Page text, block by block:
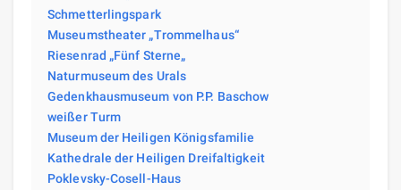
Schmetterlingspark
Museumstheater „Trommelhaus“
Riesenrad „Fünf Sterne„
Naturmuseum des Urals
Gedenkhausmuseum von P.P. Baschow
weißer Turm
Museum der Heiligen Königsfamilie
Kathedrale der Heiligen Dreifaltigkeit
Poklevsky-Cosell-Haus